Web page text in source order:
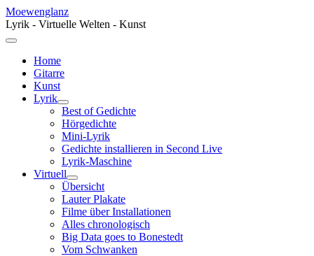
Moewenglanz
Lyrik - Virtuelle Welten - Kunst
Home
Gitarre
Kunst
Lyrik
Best of Gedichte
Hörgedichte
Mini-Lyrik
Gedichte installieren in Second Live
Lyrik-Maschine
Virtuell
Übersicht
Lauter Plakate
Filme über Installationen
Alles chronologisch
Big Data goes to Bonestedt
Vom Schwanken